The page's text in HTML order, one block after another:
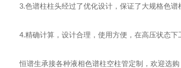
3.色谱柱柱头经过了优化设计，保证了大规格色
4.精确计算，设计合理，使用方便，在高压状态下
恒谱生承接各种液相色谱柱空柱管定制，欢迎选购